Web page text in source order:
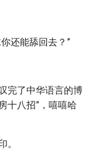
还能舔回去？”
完了中华语言的博
十八招”，嘻嘻哈
。